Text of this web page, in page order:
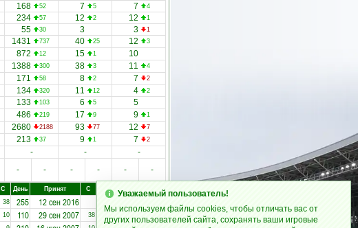
52
168 5
7 4
7
57
234 2
12 1
12
30
55 3 1
3
737
1431 25
40 3
12
12
872 1
15
10
300
1388 3
38 4
11
58
171 2
8 2
7
320
134 12
11 2
4
103
133 5
6
5
219
486 9
17 1
9
2188
2680 77
93 7
12
37
213 1
9 2
7
- -
-
- - - - - -
С День Принят С День
38 255 12 сен 2016
10 110 29 сен 2007 38 254 11 сен 2016
Уважаемый пользователь!
Мы используем файлы cookies, чтобы отличать вас от
других пользователей сайта, сохранять ваши игровые